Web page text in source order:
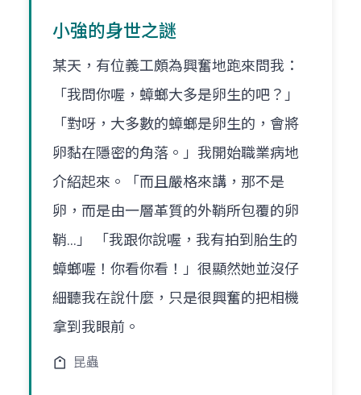
小強的身世之謎
某天，有位義工頗為興奮地跑來問我：
「我問你喔，蟑螂大多是卵生的吧？」
「對呀，大多數的蟑螂是卵生的，會將
卵黏在隱密的角落。」我開始職業病地
介紹起來。「而且嚴格來講，那不是
卵，而是由一層革質的外鞘所包覆的卵
鞘...」 「我跟你說喔，我有拍到胎生的
蟑螂喔！你看你看！」很顯然她並沒仔
細聽我在說什麼，只是很興奮的把相機
拿到我眼前。
昆蟲